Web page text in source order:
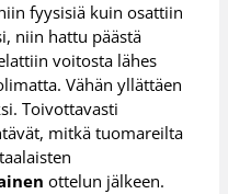
fyysisiä kuin osattiin
niin hattu päästä
voitosta lähes
Vähän yllättäen
Toivottavasti
mitkä tuomareilta
ottelun jälkeen.